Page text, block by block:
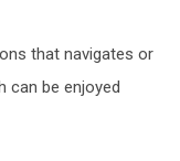
that navigates or
can be enjoyed